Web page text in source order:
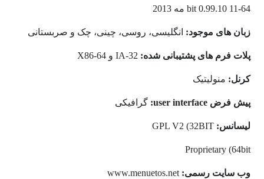
64-bit 0.99.10 11 مه 2013
زبان های موجود: انگلیسی، روسی، چینی، چک و صربستانی
پلات فرم های پشتیبانی شده:
کرنل: منولیتیک
پیش فرض user interface
: گرافیکی
لیسانس: GPL V2 (32BIT
Proprietary (64bit
وب سایت رسمی: